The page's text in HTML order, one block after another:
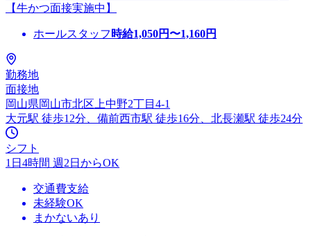
【牛かつ面接実施中】
ホールスタッフ 時給1,050円〜1,160円
勤務地
面接地
岡山県岡山市北区上中野2丁目4-1
大元駅 徒歩12分、備前西市駅 徒歩16分、北長瀬駅 徒歩24分
シフト
1日4時間 週2日からOK
交通費支給
未経験OK
まかないあり